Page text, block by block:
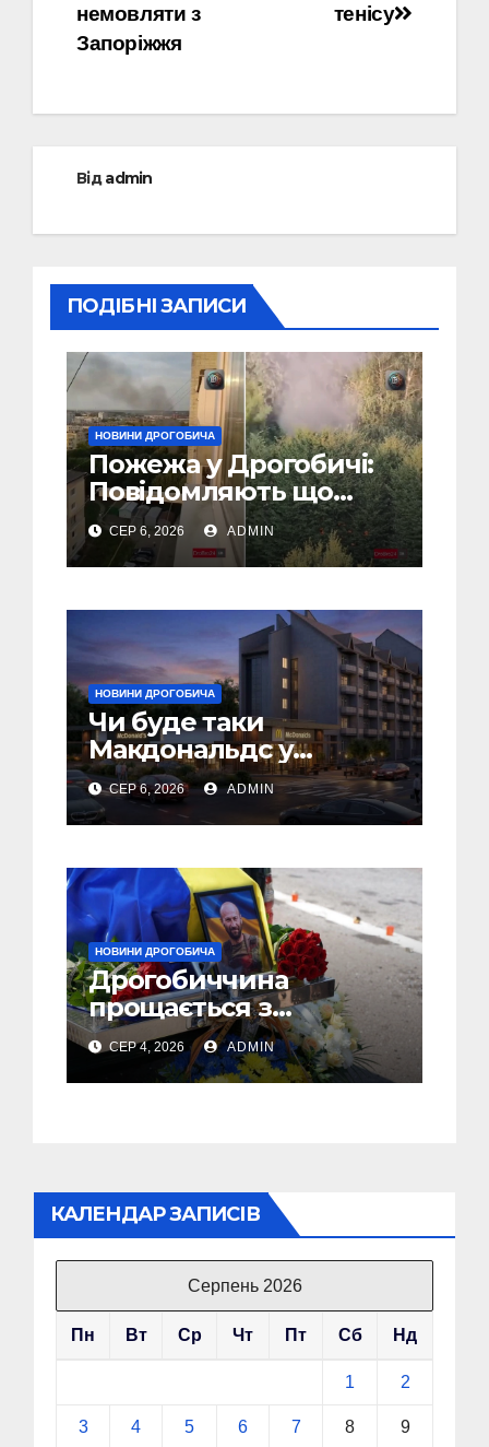
тенісу
немовляти з
Запоріжжя
Відadmin
ПОДІБНІ ЗАПИСИ
НОВИНИ ДРОГОБИЧА
Пожежа у Дрогобичі:
Повідомляють що
горіло 5 гаражів
(Відео)
СЕР 6, 2026 ADMIN
НОВИНИ ДРОГОБИЧА
Чи буде таки
Макдональдс у
Дрогобичі? (Фото)
СЕР 6, 2026 ADMIN
НОВИНИ ДРОГОБИЧА
Дрогобиччина
прощається з
полеглим Воїном
Олегом Торським
СЕР 4, 2026 ADMIN
КАЛЕНДАР ЗАПИСІВ
Серпень 2026
Пн Вт Ср Чт Пт Сб Нд
1 2
3 4 5 6 7 8 9